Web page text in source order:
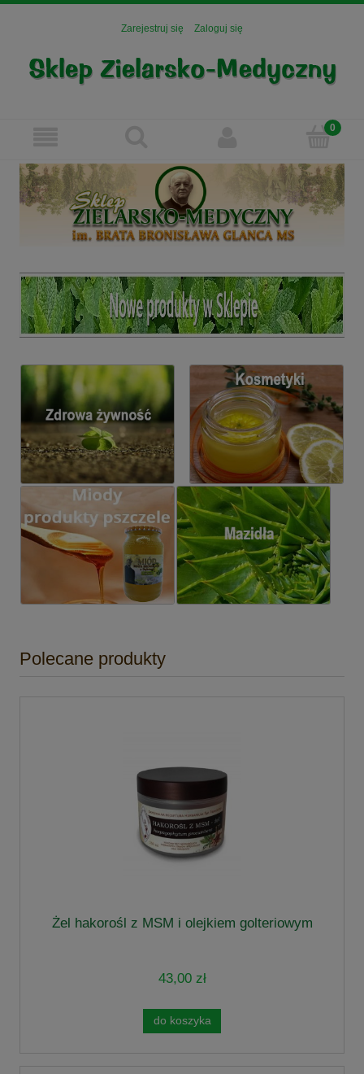
Zarejestruj się Zaloguj się
Polecane produkty
Żel hakorośl z MSM i olejkiem golteriowym
43,00 zł
do koszyka